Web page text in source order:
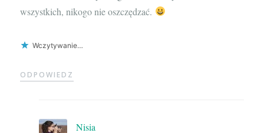
wszystkich, nikogo nie oszczędzać.
Wczytywanie…
ODPOWIEDZ
Nisia